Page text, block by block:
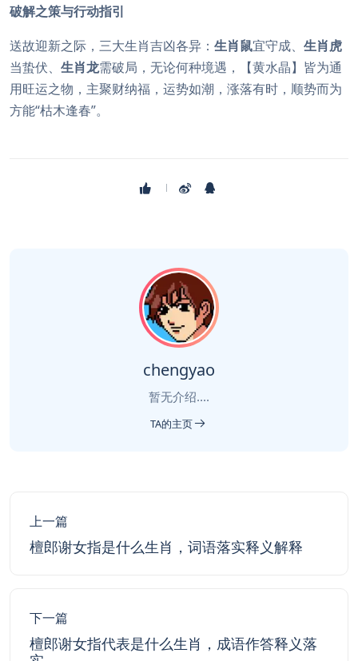
破解之策与行动指引
送故迎新之际，三大生肖吉凶各异： 生肖鼠宜守成、 生肖虎
当蛰伏、 生肖龙需破局，无论何种境遇，【黄水晶】皆为通
用旺运之物，主聚财纳福，运势如潮，涨落有时，顺势而为
方能“枯木逢春”。
chengyao
暂无介绍....
TA的主页
上一篇
檀郎谢女指是什么生肖，词语落实释义解释
下一篇
檀郎谢女指代表是什么生肖，成语作答释义落